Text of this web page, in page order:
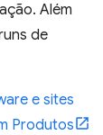
Além
de
e sites
Produtos